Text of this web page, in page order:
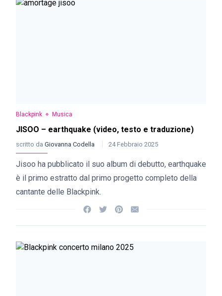
Blackpink Musica
JISOO – earthquake (video, testo e traduzione)
scritto da Giovanna Codella 24 Febbraio 2025
Jisoo ha pubblicato il suo album di debutto, earthquake
è il primo estratto dal primo progetto completo della
cantante delle Blackpink.